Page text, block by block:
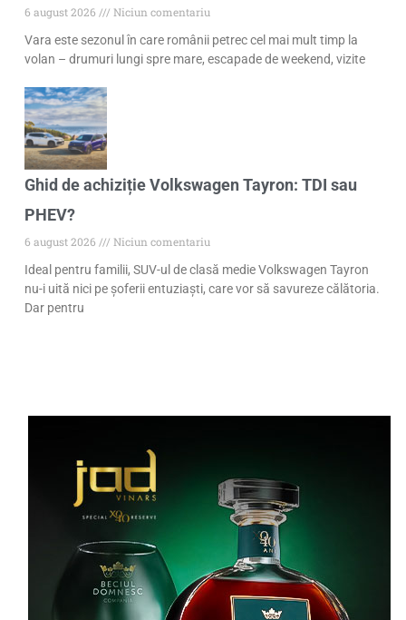
6 august 2026
Niciun comentariu
Vara este sezonul în care românii petrec cel mai mult timp la
volan – drumuri lungi spre mare, escapade de weekend, vizite
Ghid de achiziție Volkswagen Tayron: TDI sau
PHEV?
6 august 2026
Niciun comentariu
Ideal pentru familii, SUV-ul de clasă medie Volkswagen Tayron
nu-i uită nici pe șoferii entuziaști, care vor să savureze călătoria.
Dar pentru